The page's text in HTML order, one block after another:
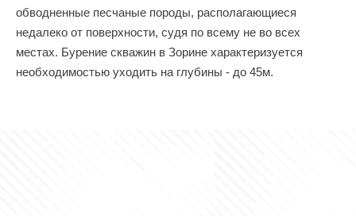
обводненные песчаные породы, располагающиеся
недалеко от поверхности, судя по всему не во всех
местах. Бурение скважин в Зорине характеризуется
необходимостью уходить на глубины - до 45м.